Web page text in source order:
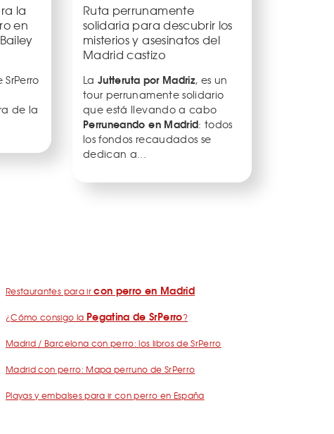
la
en
de la
Ruta perrunamente
solidaria para descubrir los
misterios y asesinatos del
Madrid castizo
LaJutteruta por Madriz, es un
tour perrunamente solidario
que está llevando a cabo
Perruneando en Madrid: todos
los fondos recaudados se
dedican a...
Restaurantes para ircon perro en Madrid
¿Cómo consigo la Pegatina de SrPerro?
Madrid / Barcelona con perro: los libros de SrPerro
Madrid con perro: Mapa perruno de SrPerro
Playas y embalses para ir con perro en España